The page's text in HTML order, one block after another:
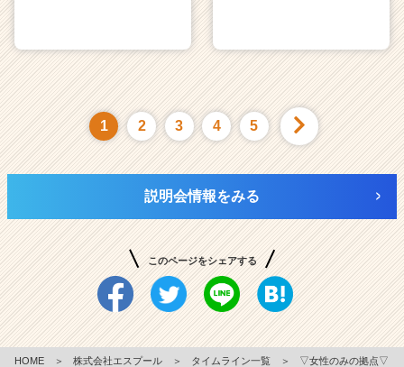
1 2 3 4 5
説明会情報をみる
このページをシェアする
HOME ＞ 株式会社エスプール ＞ タイムライン一覧 ＞ ▽女性のみの拠点▽